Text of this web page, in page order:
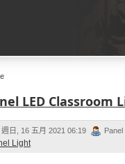
LED Classroom
週日, 16 五月 2021 06:19
Light